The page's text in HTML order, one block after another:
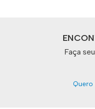
Faça